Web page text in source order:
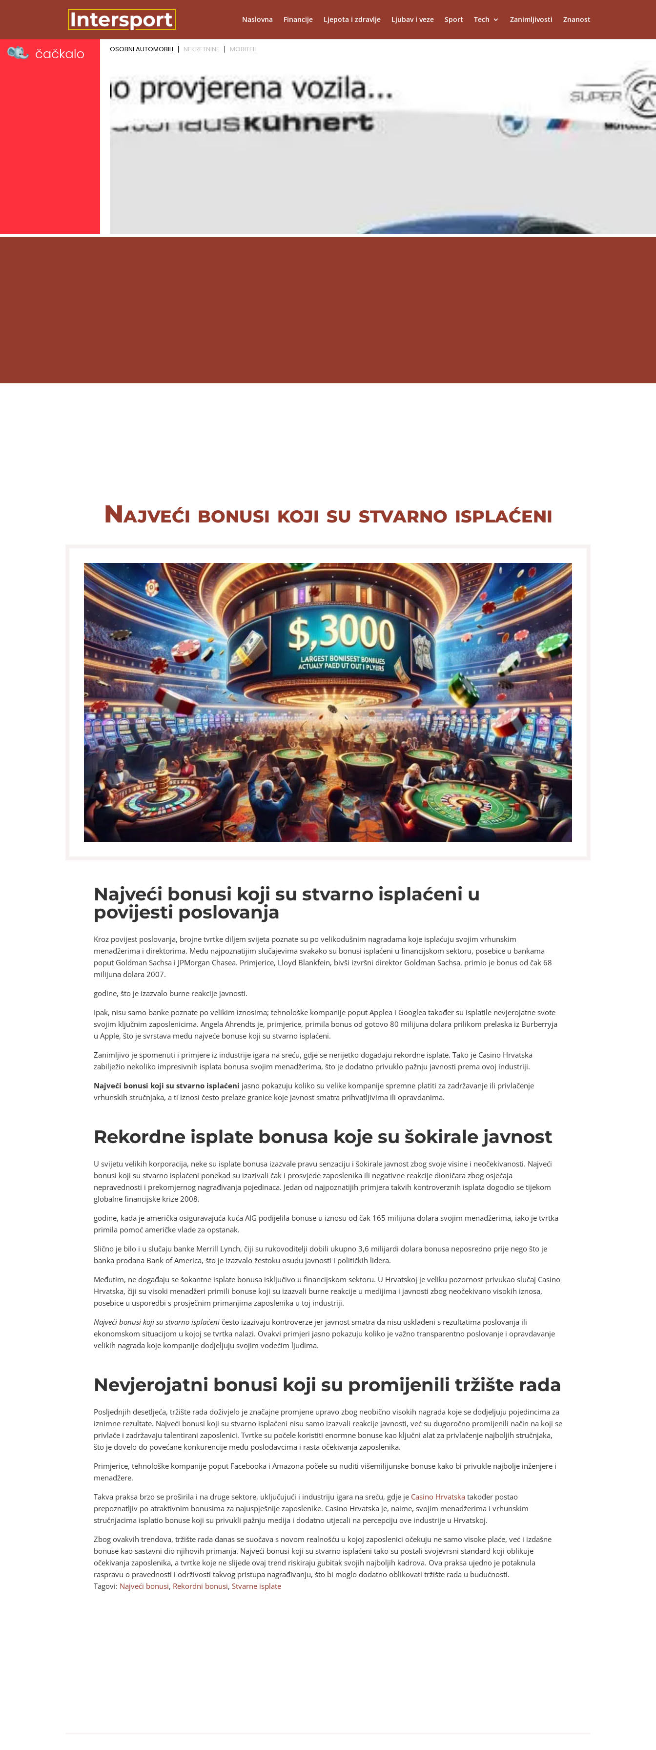
Naslovna Financije Ljepota i zdravlje Ljubav i veze Sport Tech Zanimljivosti Znanost
Najveći bonusi koji su stvarno isplaćeni
Najveći bonusi koji su stvarno isplaćeni u
povijesti poslovanja
Kroz povijest poslovanja, brojne tvrtke diljem svijeta poznate su po velikodušnim nagradama koje isplaćuju svojim vrhunskim
menadžerima i direktorima. Među najpoznatijim slučajevima svakako su bonusi isplaćeni u financijskom sektoru, posebice u bankama
poput Goldman Sachsa i JPMorgan Chasea. Primjerice, Lloyd Blankfein, bivši izvršni direktor Goldman Sachsa, primio je bonus od čak 68
milijuna dolara 2007.
godine, što je izazvalo burne reakcije javnosti.
Ipak, nisu samo banke poznate po velikim iznosima; tehnološke kompanije poput Applea i Googlea također su isplatile nevjerojatne svote
svojim ključnim zaposlenicima. Angela Ahrendts je, primjerice, primila bonus od gotovo 80 milijuna dolara prilikom prelaska iz Burberryja
u Apple, što je svrstava među najveće bonuse koji su stvarno isplaćeni.
Zanimljivo je spomenuti i primjere iz industrije igara na sreću, gdje se nerijetko događaju rekordne isplate. Tako je Casino Hrvatska
zabilježio nekoliko impresivnih isplata bonusa svojim menadžerima, što je dodatno privuklo pažnju javnosti prema ovoj industriji.
Najveći bonusi koji su stvarno isplaćeni jasno pokazuju koliko su velike kompanije spremne platiti za zadržavanje ili privlačenje
vrhunskih stručnjaka, a ti iznosi često prelaze granice koje javnost smatra prihvatljivima ili opravdanima.
Rekordne isplate bonusa koje su šokirale javnost
U svijetu velikih korporacija, neke su isplate bonusa izazvale pravu senzaciju i šokirale javnost zbog svoje visine i neočekivanosti. Najveći
bonusi koji su stvarno isplaćeni ponekad su izazivali čak i prosvjede zaposlenika ili negativne reakcije dioničara zbog osjećaja
nepravednosti i prekomjernog nagrađivanja pojedinaca. Jedan od najpoznatijih primjera takvih kontroverznih isplata dogodio se tijekom
globalne financijske krize 2008.
godine, kada je američka osiguravajuća kuća AIG podijelila bonuse u iznosu od čak 165 milijuna dolara svojim menadžerima, iako je tvrtka
primila pomoć američke vlade za opstanak.
Slično je bilo i u slučaju banke Merrill Lynch, čiji su rukovoditelji dobili ukupno 3,6 milijardi dolara bonusa neposredno prije nego što je
banka prodana Bank of America, što je izazvalo žestoku osudu javnosti i političkih lidera.
Međutim, ne događaju se šokantne isplate bonusa isključivo u financijskom sektoru. U Hrvatskoj je veliku pozornost privukao slučaj Casino
Hrvatska, čiji su visoki menadžeri primili bonuse koji su izazvali burne reakcije u medijima i javnosti zbog neočekivano visokih iznosa,
posebice u usporedbi s prosječnim primanjima zaposlenika u toj industriji.
Najveći bonusi koji su stvarno isplaćeni često izazivaju kontroverze jer javnost smatra da nisu usklađeni s rezultatima poslovanja ili
ekonomskom situacijom u kojoj se tvrtka nalazi. Ovakvi primjeri jasno pokazuju koliko je važno transparentno poslovanje i opravdavanje
velikih nagrada koje kompanije dodjeljuju svojim vodećim ljudima.
Nevjerojatni bonusi koji su promijenili tržište rada
Posljednjih desetljeća, tržište rada doživjelo je značajne promjene upravo zbog neobično visokih nagrada koje se dodjeljuju pojedincima za
iznimne rezultate. Najveći bonusi koji su stvarno isplaćeni nisu samo izazvali reakcije javnosti, već su dugoročno promijenili način na koji se
privlače i zadržavaju talentirani zaposlenici. Tvrtke su počele koristiti enormne bonuse kao ključni alat za privlačenje najboljih stručnjaka,
što je dovelo do povećane konkurencije među poslodavcima i rasta očekivanja zaposlenika.
Primjerice, tehnološke kompanije poput Facebooka i Amazona počele su nuditi višemilijunske bonuse kako bi privukle najbolje inženjere i
menadžere.
Takva praksa brzo se proširila i na druge sektore, uključujući i industriju igara na sreću, gdje je Casino Hrvatska također postao
prepoznatljiv po atraktivnim bonusima za najuspješnije zaposlenike. Casino Hrvatska je, naime, svojim menadžerima i vrhunskim
stručnjacima isplatio bonuse koji su privukli pažnju medija i dodatno utjecali na percepciju ove industrije u Hrvatskoj.
Zbog ovakvih trendova, tržište rada danas se suočava s novom realnošću u kojoj zaposlenici očekuju ne samo visoke plaće, već i izdašne
bonuse kao sastavni dio njihovih primanja. Najveći bonusi koji su stvarno isplaćeni tako su postali svojevrsni standard koji oblikuje
očekivanja zaposlenika, a tvrtke koje ne slijede ovaj trend riskiraju gubitak svojih najboljih kadrova. Ova praksa ujedno je potaknula
raspravu o pravednosti i održivosti takvog pristupa nagrađivanju, što bi moglo dodatno oblikovati tržište rada u budućnosti.
Tagovi: Najveći bonusi, Rekordni bonusi, Stvarne isplate